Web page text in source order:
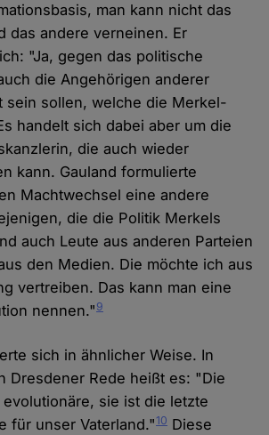
man kann nicht das
das andere verneinen. Er
"Ja, gegen das politische
die Angehörigen anderer
sein sollen, welche die Merkel-
handelt sich dabei aber um die
die auch wieder
kann. Gauland formulierte
Machtwechsel eine andere
die die Politik Merkels
auch Leute aus anderen Parteien
den Medien. Die möchte ich aus
vertreiben. Das kann man eine
nennen."9
sich in ähnlicher Weise. In
Dresdener Rede heißt es: "Die
sie ist die letzte
für unser Vaterland."10 Diese